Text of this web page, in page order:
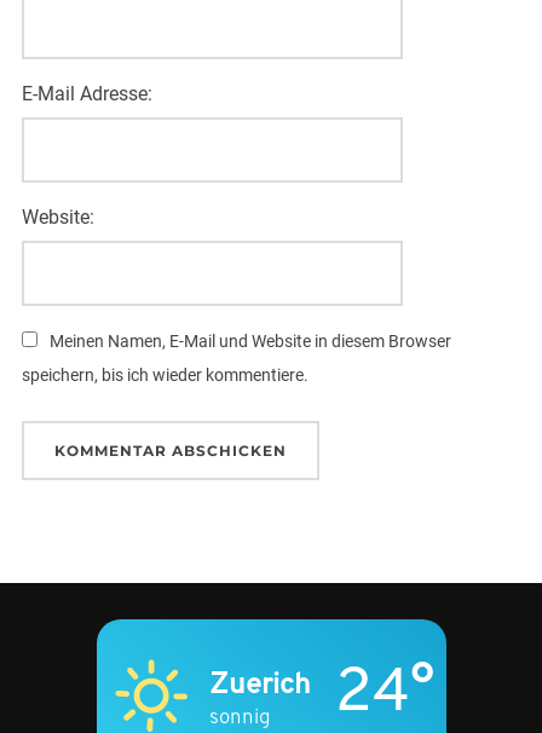
E-Mail Adresse:
Website:
Meinen Namen, E-Mail und Website in diesem Browser
speichern, bis ich wieder kommentiere.
Zuerich
sonnig 24°